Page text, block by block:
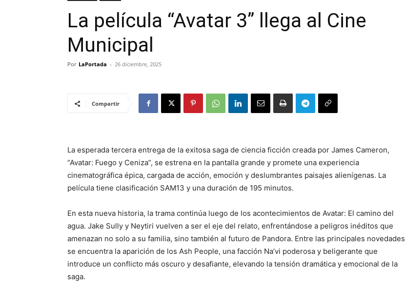
La película “Avatar 3” llega al Cine
Municipal
Por LaPortada - 26 diciembre, 2025
Compartir
La esperada tercera entrega de la exitosa saga de ciencia ficción creada por James Cameron,
“Avatar: Fuego y Ceniza”, se estrena en la pantalla grande y promete una experiencia
cinematográfica épica, cargada de acción, emoción y deslumbrantes paisajes alienígenas. La
película tiene clasificación SAM13 y una duración de 195 minutos.
En esta nueva historia, la trama continúa luego de los acontecimientos de Avatar: El camino del
agua. Jake Sully y Neytiri vuelven a ser el eje del relato, enfrentándose a peligros inéditos que
amenazan no solo a su familia, sino también al futuro de Pandora. Entre las principales novedades
se encuentra la aparición de los Ash People, una facción Na’vi poderosa y beligerante que
introduce un conflicto más oscuro y desafiante, elevando la tensión dramática y emocional de la
saga.